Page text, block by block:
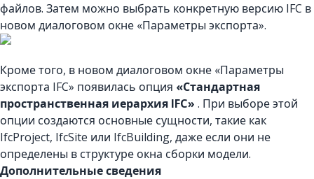
файлов. Затем можно выбрать конкретную версию IFC в
новом диалоговом окне «Параметры экспорта».
Кроме того, в новом диалоговом окне «Параметры
экспорта IFC» появилась опция «Стандартная
пространственная иерархия IFC» . При выборе этой
опции создаются основные сущности, такие как
IfcProject, IfcSite или IfcBuilding, даже если они не
определены в структуре окна сборки модели.
Дополнительные сведения